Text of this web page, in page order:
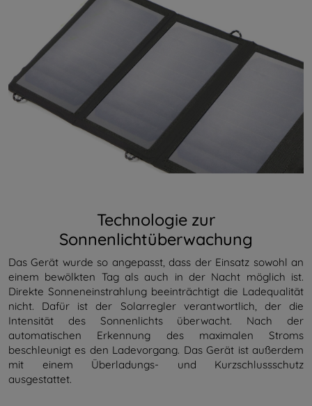
Technologie zur
Sonnenlichtüberwachung
Das Gerät wurde so angepasst, dass der Einsatz sowohl an
einem bewölkten Tag als auch in der Nacht möglich ist.
Direkte Sonneneinstrahlung beeinträchtigt die Ladequalität
nicht. Dafür ist der Solarregler verantwortlich, der die
Intensität des Sonnenlichts überwacht. Nach der
automatischen Erkennung des maximalen Stroms
beschleunigt es den Ladevorgang. Das Gerät ist außerdem
mit einem Überladungs- und Kurzschlussschutz
ausgestattet.